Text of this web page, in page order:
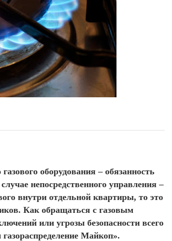
оборудования – обязанность
непосредственного управления –
внутри отдельной квартиры, то это
Как обращаться с газовым
или угрозы безопасности всего
Майкоп».